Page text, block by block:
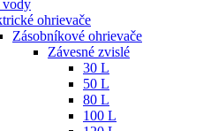
vody
ohrievače
Zásobníkové ohrievače
Závesné zvislé
30 L
50 L
80 L
100 L